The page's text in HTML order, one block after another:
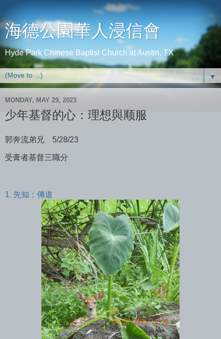
海德公園華人浸信會
Hyde Park Chinese Baptist Church at Austin, TX
▼
MONDAY, MAY 29, 2023
少年基督的心：理想與顺服
郭奔流弟兄 5/28/23
受膏者基督三職分
1. 先知：傳道